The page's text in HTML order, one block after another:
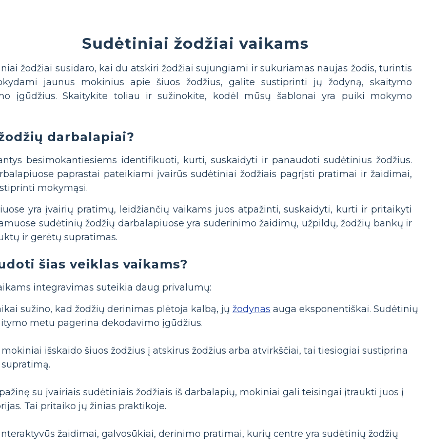
Sudėtiniai žodžiai vaikams
žodžiai susidaro, kai du atskiri žodžiai sujungiami ir sukuriamas naujas žodis, turintis
jaunus mokinius apie šiuos žodžius, galite sustiprinti jų žodyną, skaitymo
įgūdžius. Skaitykite toliau ir sužinokite, kodėl mūsų šablonai yra puiki mokymo
darbalapiai?
besimokantiesiems identifikuoti, kurti, suskaidyti ir panaudoti sudėtinius žodžius.
paprastai pateikiami įvairūs sudėtiniai žodžiais pagrįsti pratimai ir žaidimai,
mokymąsi.
yra įvairių pratimų, leidžiančių vaikams juos atpažinti, suskaidyti, kurti ir pritaikyti
sudėtinių žodžių darbalapiuose yra suderinimo žaidimų, užpildų, žodžių bankų ir
ir gerėtų supratimas.
šias veiklas vaikams?
integravimas suteikia daug privalumų:
sužino, kad žodžių derinimas plėtoja kalbą, jų žodynas auga eksponentiškai. Sudėtinių
metu pagerina dekodavimo įgūdžius.
mokiniai išskaido šiuos žodžius į atskirus žodžius arba atvirkščiai, tai tiesiogiai sustiprina
su įvairiais sudėtiniais žodžiais iš darbalapių, mokiniai gali teisingai įtraukti juos į
Tai pritaiko jų žinias praktikoje.
žaidimai, galvosūkiai, derinimo pratimai, kurių centre yra sudėtinių žodžių